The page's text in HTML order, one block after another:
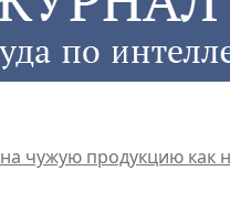
чужую продукцию